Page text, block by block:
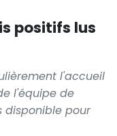
positifs lus
l'accueil
l'équipe de
disponible pour